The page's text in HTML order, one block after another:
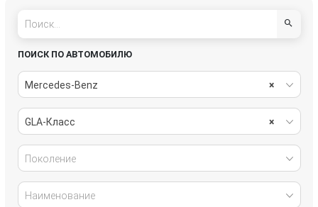
ПОИСК ПО АВТОМОБИЛЮ
×
Mercedes-Benz
×
GLA-Класс
Поколение
Наименование